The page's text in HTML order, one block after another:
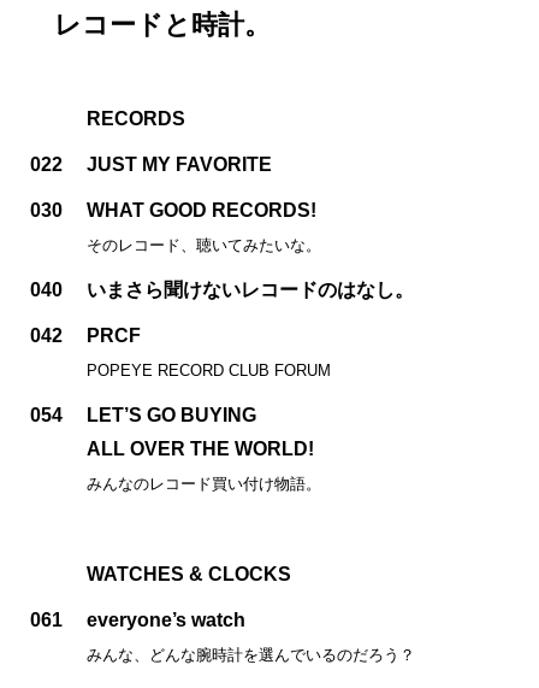
レコードと時計。
RECORDS
022 JUST MY FAVORITE
030 WHAT GOOD RECORDS!
そのレコード、聴いてみたいな。
040 いまさら聞けないレコードのはなし。
042 PRCF
POPEYE RECORD CLUB FORUM
054
LET’S GO BUYING
ALL OVER THE WORLD!
みんなのレコード買い付け物語。
WATCHES & CLOCKS
061 everyone’s watch
みんな、どんな腕時計を選んでいるのだろう？